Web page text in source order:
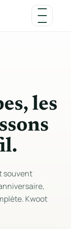
les
souvent
Kwoot